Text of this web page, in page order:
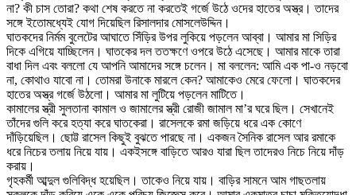
না? কী চাস তোরা? কথা শেষ করতে না করতেই গর্জে উঠে ওদের হাতের অস্ত্র। তাদের
সঙ্গে ইতোমধ্যেই যোগ দিয়েছিল রিসালদার মোসলেউদ্দিন।
ঘাতকদের নির্মম বুলেটের আঘাতে সিঁড়ির উপর লুকিয়ে পড়লেন আব্বা। আমার মা সিড়ির
দিকে এগিয়ে যাচ্ছিলেন। ঘাতকের দল ততক্ষণে ওপরে উঠে এসেছে। আমার মাকে তারা
বাধা দিল এবং বললো যে আপনি আমাদের সঙ্গে চলেন। মা বললেন: আমি এক পা-ও নড়বো
না, কোথাও যাবো না। তোমরা উনাকে মারলে কেন? আমাকেও মেরে ফেলো। ঘাতকদের
হাতের অস্ত্র গর্জে উঠলো। আমার মা লুটিয়ে পড়লেন মাটিতে।
কামালের স্ত্রী সুলতানা কামাল ও জামালের স্ত্রী রোজী জামাল মা’র ঘরে ছিল। সেখানেই
তাঁদের গুলি করে হত্যা করে ঘাতকেরা। রাসেলকে রমা জড়িয়ে ধরে এক কোণে
দাঁড়িয়েছিল। ছোট্ট রাসেল কিছুই বুঝতে পারছে না। একজন সৈনিক রাসেল আর রমাকে
ধরে নিচের তলায় নিয়ে যায়। একইসঙ্গে বাড়িতে আরও যারা ছিল তাদেরও নিচে নিয়ে দাঁড়
করায়।
গৃহকর্মী আব্দুল গুলিবিদ্ধ হয়েছিল। তাকেও নিয়ে যায়। বাড়ির সামনে আম গাছতলায়